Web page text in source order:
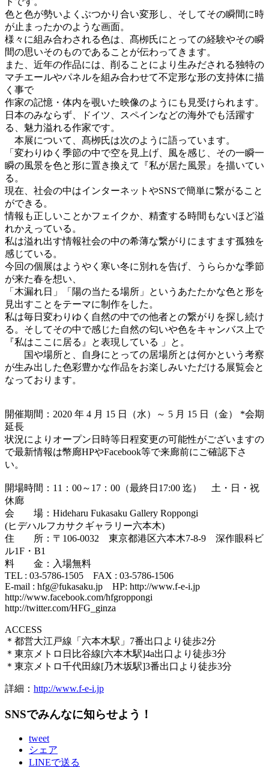
色と色が勢いよくぶつかり合い変形し、そしてその瞬間に時
が止まったかのような画面。
様々に組み合わされる色は、髙栁氏にとっての経験やその瞬
間の思いそのものであることが伝わってきます。
また、近年の作品には、削ることにより生みだされる独特の
マチエールやパネルを組み合わせて不定形な形の支持体に描
く事で
作家の記憶・体内を覗いた映像のようにも見受けられます。
日本のみならず、ドイツ、スペインなどの海外でも活躍す
る、魅力溢れる作家です。
本展について、髙栁氏は次のように語っています。
「変わりゆく季節の中で空を見上げ、風を感じ、その一瞬一
瞬の風景を色と形に置き換えて『私が居た風景』を描いてい
る。
現在、社会の中はインターネットやSNSで簡単に繋がること
ができる。
情報も正しいことかフェイクか、精査する時間もないほど溢
れかえっている。
私は溢れ出す情報社会の中の希薄な繋がりにますます孤独を
感じている。
今回の個展はようやく寒い冬に別れを告げ、うららかな季節
が来た春を想い、
「木漏れ日」「陽の当たる場所」というあたたかな色と形を
見出すことをテーマに制作をした。
私は毎日変わりゆく自然の中での他者との繋がりを探し続け
る。そしてその中で感じた自然の匂いや色をキャンバス上で
『私はここに居る』と表現している 」と。
国や場所と、自身にとっての居場所とは何かという考察
が生み出した色彩豊かな作品をお楽しみいただける展覧会と
なっております。
開催期間：2020 年 4 月 15 日（水）～ 5 月 15 日（金） *会期
延長
状況によりオープン日時等日程変更の可能性がございますの
で最新情報は幣廊HPやFacebook等で来廊前にご確認下さ
い。
開場時間：11：00～17：00（最終日17:00 迄） 土・日・祝
休廊
会 場：Hideharu Fukasaku Gallery Roppongi
(ヒデハルフカサクギャラリー六本木)
住 所：〒106-0032 東京都港区六本木7-8-9 深作眼科ビ
ル1F・B1
料 金：入場無料
TEL : 03-5786-1505 FAX : 03-5786-1506
E-mail : hfg@fukasaku.jp HP: http://www.f-e-i.jp
http://www.facebook.com/hfgroppongi
http://twitter.com/HFG_ginza
ACCESS
＊都営大江戸線「六本木駅」7番出口より徒歩2分
＊東京メトロ日比谷線[六本木駅]4a出口より徒歩3分
＊東京メトロ千代田線[乃木坂駅]3番出口より徒歩3分
詳細： http://www.f-e-i.jp
SNSでみんなに知らせよう！
tweet
シェア
LINEで送る